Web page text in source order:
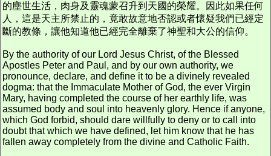
的塵世生活，肉身及靈魂蒙召升到天國的榮耀。因此如果任何
人，這是天主所禁止的，竟敢故意地否認或者懷疑我們已經定
斷的教條，讓他知道他已經完全離棄了神聖和大公的信仰。
By the authority of our Lord Jesus Christ, of the Blessed
Apostles Peter and Paul, and by our own authority, we
pronounce, declare, and define it to be a divinely revealed
dogma: that the Immaculate Mother of God, the ever Virgin
Mary, having completed the course of her earthly life, was
assumed body and soul into heavenly glory. Hence if anyone,
which God forbid, should dare willfully to deny or to call into
doubt that which we have defined, let him know that he has
fallen away completely from the divine and Catholic Faith.